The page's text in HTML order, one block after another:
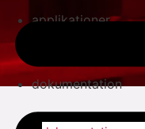
applikationer
dokumentation